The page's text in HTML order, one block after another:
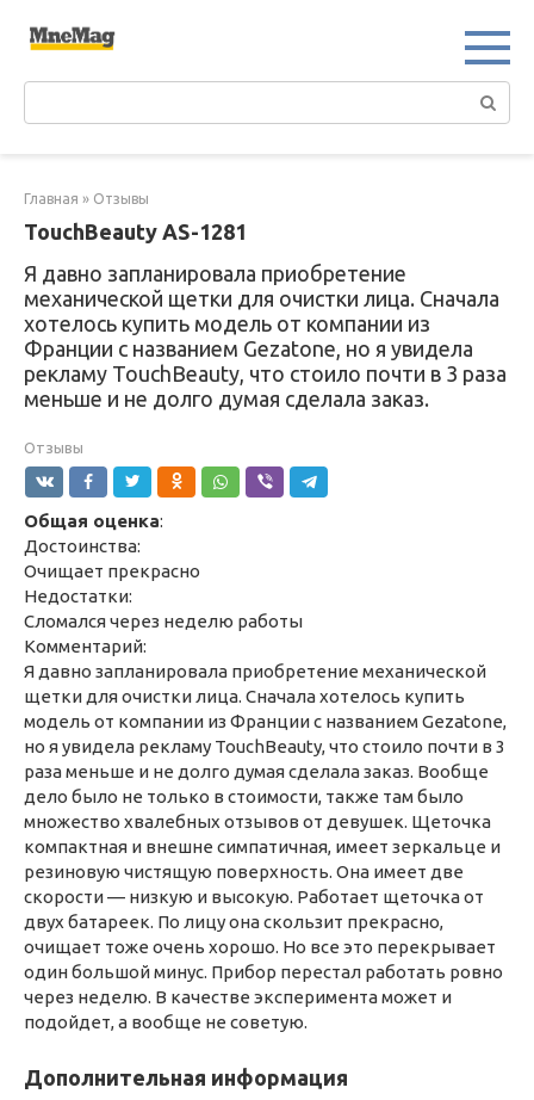
Главная » Отзывы
TouchBeauty AS-1281
Я давно запланировала приобретение
механической щетки для очистки лица. Сначала
хотелось купить модель от компании из
Франции с названием Gezatone, но я увидела
рекламу TouchBeauty, что стоило почти в 3 раза
меньше и не долго думая сделала заказ.
Отзывы
Общая оценка:
Достоинства:
Очищает прекрасно
Недостатки:
Сломался через неделю работы
Комментарий:
Я давно запланировала приобретение механической
щетки для очистки лица. Сначала хотелось купить
модель от компании из Франции с названием Gezatone,
но я увидела рекламу TouchBeauty, что стоило почти в 3
раза меньше и не долго думая сделала заказ. Вообще
дело было не только в стоимости, также там было
множество хвалебных отзывов от девушек. Щеточка
компактная и внешне симпатичная, имеет зеркальце и
резиновую чистящую поверхность. Она имеет две
скорости — низкую и высокую. Работает щеточка от
двух батареек. По лицу она скользит прекрасно,
очищает тоже очень хорошо. Но все это перекрывает
один большой минус. Прибор перестал работать ровно
через неделю. В качестве эксперимента может и
подойдет, а вообще не советую.
Дополнительная информация